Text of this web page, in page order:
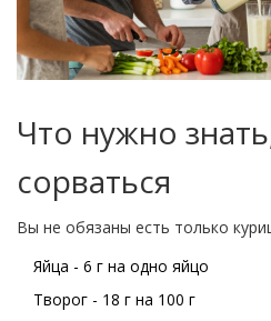
Что нужно
сорваться
Вы не обязаны есть только
Яйца - 6 г на одно яйцо
Творог - 18 г на 100 г